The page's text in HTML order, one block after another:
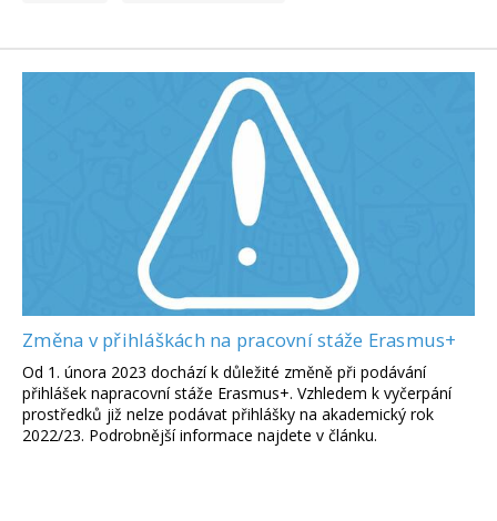
Změna v přihláškách na pracovní stáže Erasmus+
Od 1. února 2023 dochází k důležité změně při podávání
přihlášek napracovní stáže Erasmus+. Vzhledem k vyčerpání
prostředků již nelze podávat přihlášky na akademický rok
2022/23. Podrobnější informace najdete v článku.